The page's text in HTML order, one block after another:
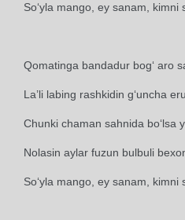
So‘yla mango, ey sanam, kimni
Qomatinga bandadur bog‘ aro
La’li labing rashkidin g‘uncha
Chunki chaman sahnida bo‘lsa
Nolasin aylar fuzun bulbuli
So‘yla mango, ey sanam, kimni